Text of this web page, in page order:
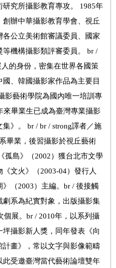
究所攝影教育專攻。 1985年
辦中華攝影教育學會、視丘
公立美術館審議委員、國家
機構攝影類評審委員。 br /
的身份，密集在世界各國策
、韓國攝影家作品為主要目
影藝術學院為國內唯一培訓專
來畢業生已成為臺灣專業攝影
》。 br / br / strong譯者／施
畢業，後習攝影於視丘藝術
孤島》（2002）獲台北市文學
文火》（2003-04）發行人
（2003）主編。br / 後接觸
系為紀實對象，出版攝影集
個展。br / 2010年，以系列攝
攝影新人獎，同年發表《向
計畫》，常以文字與影像範疇
受邀臺灣當代藝術論壇雙年